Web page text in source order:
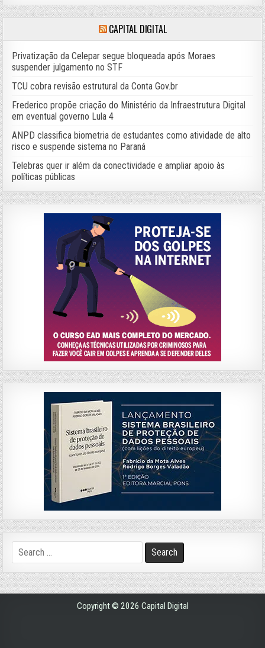
CAPITAL DIGITAL
Privatização da Celepar segue bloqueada após Moraes
suspender julgamento no STF
TCU cobra revisão estrutural da Conta Gov.br
Frederico propõe criação do Ministério da Infraestrutura Digital
em eventual governo Lula 4
ANPD classifica biometria de estudantes como atividade de alto
risco e suspende sistema no Paraná
Telebras quer ir além da conectividade e ampliar apoio às
políticas públicas
Search
for:
Copyright © 2026 Capital Digital